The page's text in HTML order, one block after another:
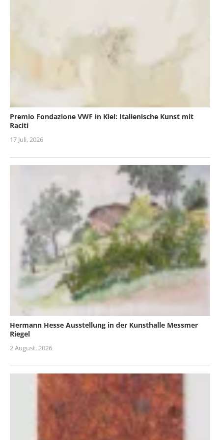
Premio Fondazione VWF in Kiel: Italienische Kunst mit
Raciti
17 Juli, 2026
Hermann Hesse Ausstellung in der Kunsthalle Messmer
Riegel
2 August, 2026